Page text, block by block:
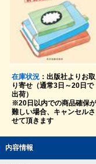
在庫状況：出版社よりお取
り寄せ（通常3日～20日で
出荷）
※20日以内での商品確保が
難しい場合、キャンセルさ
せて頂きます
内容情報